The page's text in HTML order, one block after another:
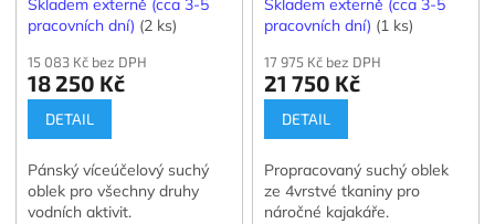
Skladem externě (cca 3-5
pracovních dní) (2 ks)
15 083 Kč bez DPH
18 250 Kč
DETAIL
Pánský víceúčelový suchý
oblek pro všechny druhy
vodních aktivit.
Skladem externě (cca 3-5
pracovních dní) (1 ks)
17 975 Kč bez DPH
21 750 Kč
DETAIL
Propracovaný suchý oblek
ze 4vrstvé tkaniny pro
náročné kajakáře.